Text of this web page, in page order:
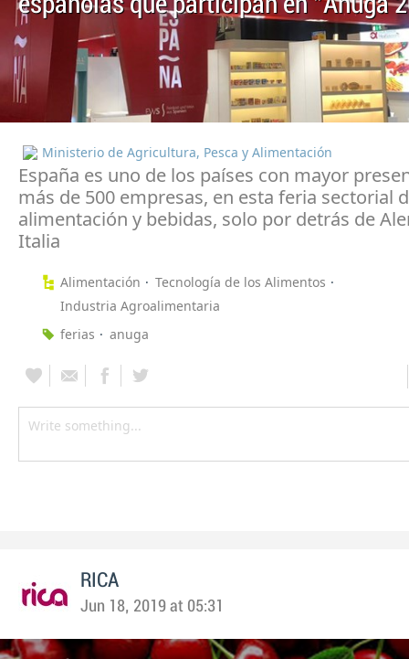
Ministerio de Agricultura, Pesca y Alimentación
España es uno de los países con mayor
más de 500 empresas, en esta feria sectorial
alimentación y bebidas, solo por detrás de
Italia
Alimentación
Tecnología de los Alimentos
Industria Agroalimentaria
ferias
anuga
RICA
Jun 18, 2019 at 05:31